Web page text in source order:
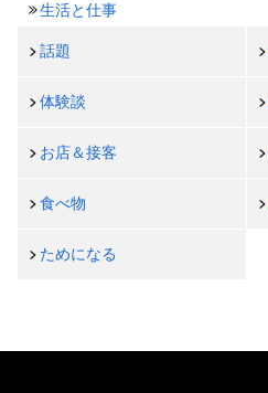
生活と仕事
話題
体験談
お店＆接客
食べ物
ためになる